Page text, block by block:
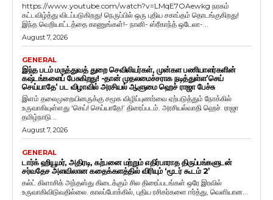
https://www.youtube.com/watch?v=LMqE7OAewkg நரகம்
கட்டவிழ்த்து விடப்படுகிறது! நெருப்பில் ஒரு புதிய சகாப்தம் தொடங்குகிறது!
இந்த வெறியாட்டத்தை காணுங்கள்!- நானி- ஸ்ரீகாந்த் ஒடேலா-...
August 7, 2026
GENERAL
இந்த படம் மருத்துவத் துறை செவிலியர்கள், முன்கள பணியாளர்களின்
கஷ்டங்களைப் பேசுகிறது! -தான் முதலமைச்சராக நடித்துள்ள’செய்
செய்யாதே’ பட விழாவில் அரசியல் ஆளுமை ஹெச் ராஜா பேச்சு
இளம் தலைமுறையினருக்கு சமூக விழிப்புணர்வை ஏற்படுத்தும் நோக்கில்
உருவாகியுள்ளது ‘செய்! செய்யாதே!’ திரைப்படம். அரசியல்வாதி ஹெச். ராஜா
தமிழ்நாடு...
August 7, 2026
GENERAL
டார்க் ஹியூமர், அதிரடி, கற்பனை மற்றும் எதிர்பாராத திருப்பங்களுடன்
சர்வதேச அளவிலான கதைக்களத்தில் விரியும் ‘மூடர் கூடம் 2’
கல்ட் கிளாசிக் அந்தஸ்து கிடைக்கும் சில திரைப்படங்கள் ஒரே இரவில்
உருவாகிவிடுவதில்லை. காலப்போக்கில், புதிய ரசிகர்களை ஈர்த்து, வெளியான...